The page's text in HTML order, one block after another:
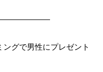
グで男性にプレゼント